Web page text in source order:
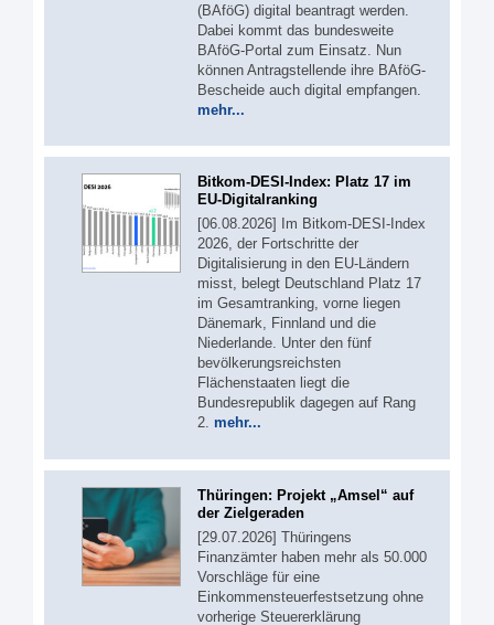
(BAföG) digital beantragt werden.
Dabei kommt das bundesweite
BAföG-Portal zum Einsatz. Nun
können Antragstellende ihre BAföG-
Bescheide auch digital empfangen.
mehr...
Bitkom-DESI-Index: Platz 17 im
EU-Digitalranking
[06.08.2026] Im Bitkom-DESI-Index
2026, der Fortschritte der
Digitalisierung in den EU-Ländern
misst, belegt Deutschland Platz 17
im Gesamtranking, vorne liegen
Dänemark, Finnland und die
Niederlande. Unter den fünf
bevölkerungsreichsten
Flächenstaaten liegt die
Bundesrepublik dagegen auf Rang
2. mehr...
Thüringen: Projekt „Amsel“ auf
der Zielgeraden
[29.07.2026] Thüringens
Finanzämter haben mehr als 50.000
Vorschläge für eine
Einkommensteuerfestsetzung ohne
vorherige Steuererklärung